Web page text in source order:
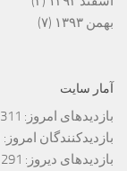
بهمن ۱۳۹۳
(۷)
آمار سایت
بازدیدهای امروز: 311
بازدیدکنندگان امروز:
بازدیدهای دیروز: 291